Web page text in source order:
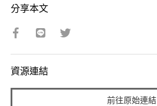
分享本文
資源連結
前往原始連結